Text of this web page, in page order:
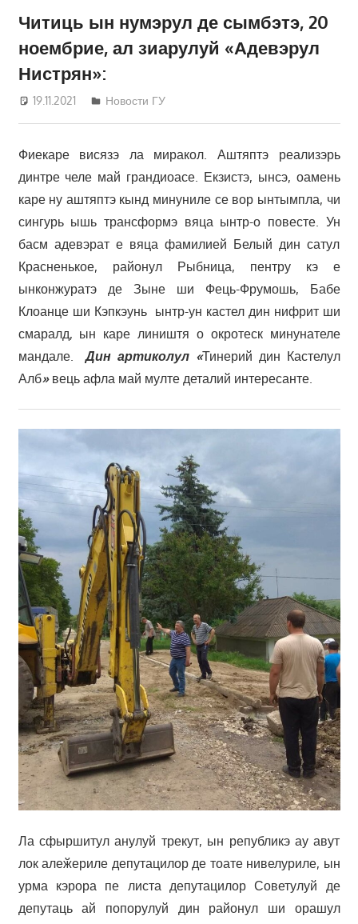
Читиць ын нумэрул де сымбэтэ, 20
ноембрие, ал зиарулуй «Адевэрул
Нистрян»:
19.11.2021 Дмитрий
Новости ГУ
Фиекаре висязэ ла миракол. Аштяптэ реализэрь
динтре челе май грандиоасе. Екзистэ, ынсэ, оамень
каре ну аштяптэ кынд минуниле се вор ынтымпла, чи
сингурь ышь трансформэ вяца ынтр-о повесте. Ун
басм адевэрат е вяца фамилией Белый дин сатул
Красненькое, районул Рыбница, пентру кэ е
ынконжуратэ де Зыне ши Фець-Фрумошь, Бабе
Клоанце ши Кэпкэунь ынтр-ун кастел дин нифрит ши
смаралд, ын каре лиништя о окротеск минунателе
мандале.Дин артиколул «Тинерий дин Кастелул
Алб» вець афла май мулте деталий интересанте.
Ла сфыршитул анулуй трекут, ын републикэ ау авут
лок алеӂериле депутацилор де тоате нивелуриле, ын
урма кэрора пе листа депутацилор Советулуй де
депутаць ай попорулуй дин районул ши орашул